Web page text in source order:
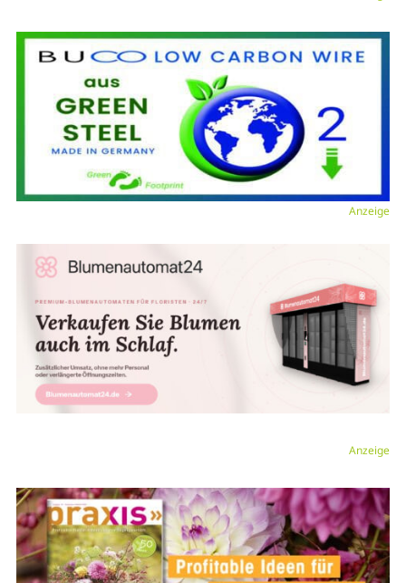
Anzeige
Anzeige